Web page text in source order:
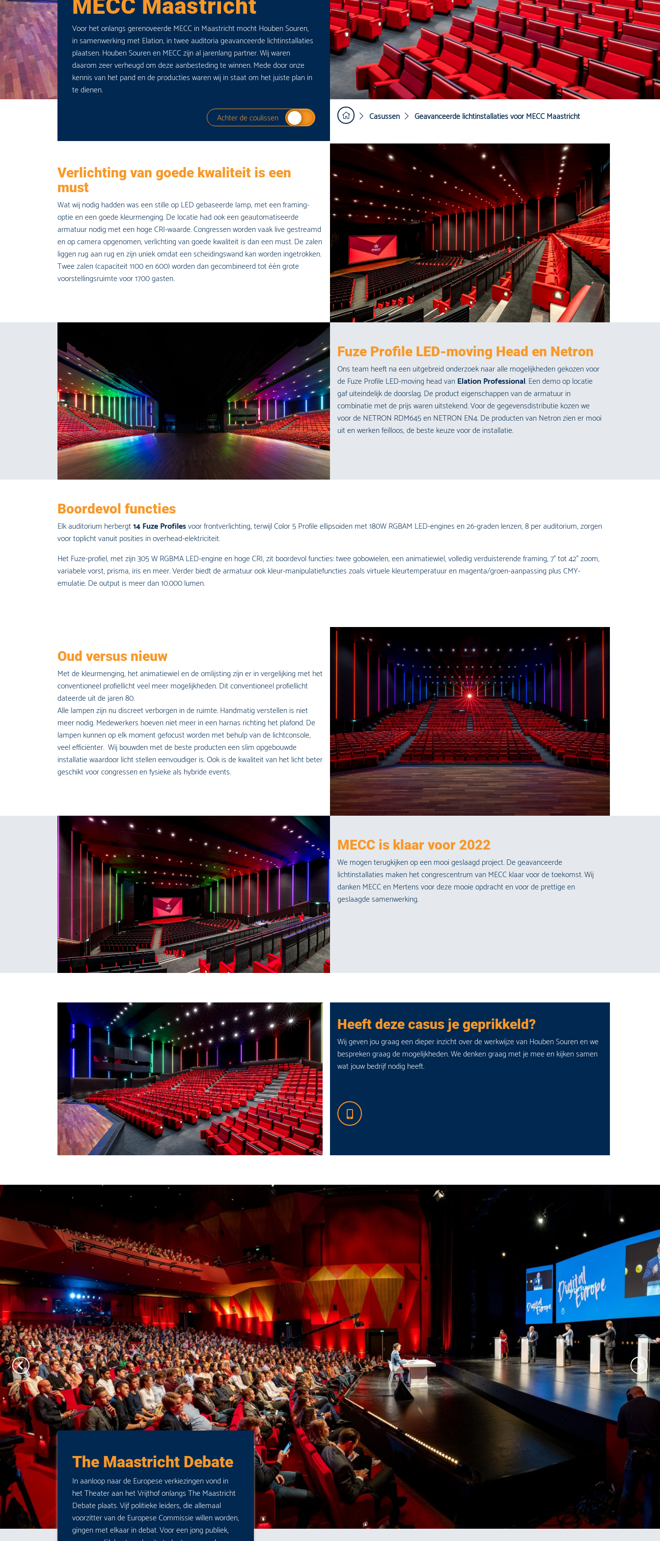
MECC Maastricht
Voor het onlangs gerenoveerde MECC in Maastricht mocht Houben Souren,
in samenwerking met Elation, in twee auditoria geavanceerde lichtinstallaties
plaatsen. Houben Souren en MECC zijn al jarenlang partner. Wij waren
daarom zeer verheugd om deze aanbesteding te winnen. Mede door onze
kennis van het pand en de producties waren wij in staat om het juiste plan in
te dienen.
Achter de coulissen
tussen de prestaties en prijs, een WIN-WIN situatie voor alle partijen.
Casussen Geavanceerde lichtinstallaties voor MECC Maastricht
Verlichting van goede kwaliteit is een
must
Wat wij nodig hadden was een stille op LED gebaseerde lamp, met een framing-
optie en een goede kleurmenging. De locatie had ook een geautomatiseerde
armatuur nodig met een hoge CRI-waarde. Congressen worden vaak live gestreamd
en op camera opgenomen, verlichting van goede kwaliteit is dan een must. De zalen
liggen rug aan rug en zijn uniek omdat een scheidingswand kan worden ingetrokken.
Twee zalen (capaciteit 1100 en 600) worden dan gecombineerd tot één grote
voorstellingsruimte voor 1700 gasten.
Fuze Profile LED-moving Head en Netron
Ons team heeft na een uitgebreid onderzoek naar alle mogelijkheden gekozen voor
de Fuze Profile LED-moving head vanElation Professional. Een demo op locatie
gaf uiteindelijk de doorslag. De product eigenschappen van de armatuur in
combinatie met de prijs waren uitstekend. Voor de gegevensdistributie kozen we
voor de NETRON RDM645 en NETRON EN4. De producten van Netron zien er mooi
uit en werken feilloos, de beste keuze voor de installatie.
Boordevol functies
Elk auditorium herbergt14 Fuze Profilesvoor frontverlichting, terwijl Color 5 Profile ellipsoïden met 180W RGBAM LED-engines en 26-graden lenzen, 8 per auditorium, zorgen
voor toplicht vanuit posities in overhead-elektriciteit.
Het Fuze-profiel, met zijn 305 W RGBMA LED-engine en hoge CRI, zit boordevol functies: twee gobowielen, een animatiewiel, volledig verduisterende framing, 7° tot 42° zoom,
variabele vorst, prisma, iris en meer. Verder biedt de armatuur ook kleur-manipulatiefuncties zoals virtuele kleurtemperatuur en magenta/groen-aanpassing plus CMY-
emulatie. De output is meer dan 10.000 lumen.
Oud versus nieuw
Met de kleurmenging, het animatiewiel en de omlijsting zijn er in vergelijking met het
conventioneel profiellicht veel meer mogelijkheden. Dit conventioneel profiellicht
dateerde uit de jaren 80.
Alle lampen zijn nu discreet verborgen in de ruimte. Handmatig verstellen is niet
meer nodig. Medewerkers hoeven niet meer in een harnas richting het plafond. De
lampen kunnen op elk moment gefocust worden met behulp van de lichtconsole,
veel efficiënter. Wij bouwden met de beste producten een slim opgebouwde
installatie waardoor licht stellen eenvoudiger is. Ook is de kwaliteit van het licht beter
geschikt voor congressen en fysieke als hybride events.
MECC is klaar voor 2022
We mogen terugkijken op een mooi geslaagd project. De geavanceerde
lichtinstallaties maken het congrescentrum van MECC klaar voor de toekomst. Wij
danken MECC en Mertens voor deze mooie opdracht en voor de prettige en
geslaagde samenwerking.
Heeft deze casus je geprikkeld?
Wij geven jou graag een dieper inzicht over de werkwijze van Houben Souren en we
bespreken graag de mogelijkheden. We denken graag met je mee en kijken samen
wat jouw bedrijf nodig heeft.
The Maastricht Debate
In aanloop naar de Europese verkiezingen vond in
het Theater aan het Vrijthof onlangs The Maastricht
Debate plaats. Vijf politieke leiders, die allemaal
voorzitter van de Europese Commissie willen worden,
gingen met elkaar in debat. Voor een jong publiek,